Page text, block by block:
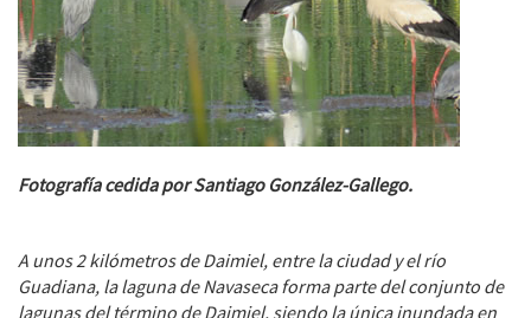
Fotografía cedida por Santiago González-Gallego.
A unos 2 kilómetros de Daimiel, entre la ciudad y el río
Guadiana, la laguna de Navaseca forma parte del conjunto de
lagunas del término de Daimiel, siendo la única inundada en